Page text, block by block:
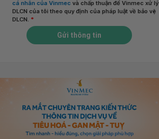
cá nhân của Vinmec và chấp thuận để Vinmec xử lý
DLCN của tôi theo quy định của pháp luật về bảo vệ
DLCN. *
Gửi thông tin